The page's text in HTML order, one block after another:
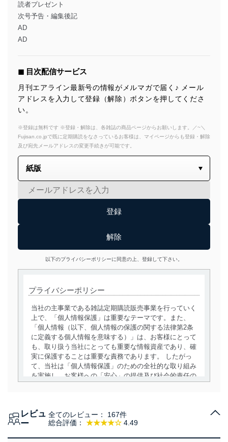
読者プレゼント
次号予告・編集後記
AD
AD
◼︎ 目次配信サービス
月刊エアライン最新号の情報がメルマガで届く♪ メール
アドレスを入力して登録（解除）ボタンを押してくださ
い。
※登録は無料です ※登録・解除は、各雑誌の商品ページからお願いします。／~＼
Fujisan.co.jpで既に定期購読をなさっているお客様は、マイページからも登録・解除
及び宛先メールアドレスの変更手続きが可能です。
以下のプライバシーポリシーに同意の上、登録して下さい。
プライバシーポリシー
当社の主事業である雑誌定期購読販売事業を行っていく
上で、「個人情報保護」は重要なテーマです。また、
「個人情報（以下、個人情報の保護の関する法律第2条
に定義する個人情報を意味する）」は、お客様にとって
も、取り扱う当社にとっても重要な情報資産であり、確
実に保護することは重要な責務であります。 したがっ
て、当社は「個人情報保護」のための全社的な取り組み
を実施し、お客様への「安心」の提供及び社会的責任の
当社は、個人情報の取得・利用・提供に際して、その利
レビュ
ー
総合評価： ★★★★☆ 4.49
全てのレビュー： 167件